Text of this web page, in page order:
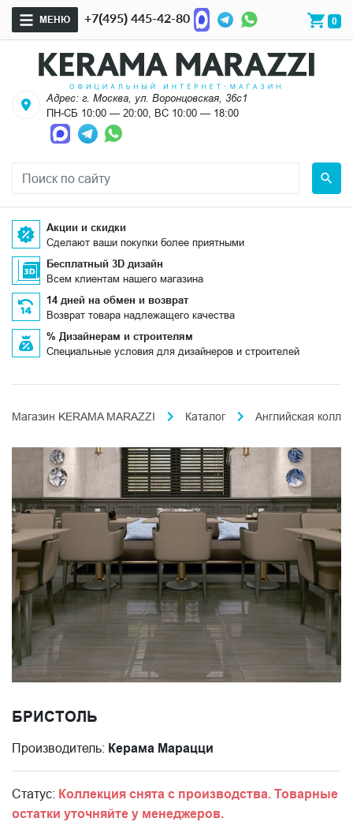
МЕНЮ +7(495) 445-42-80 0
Адрес: г. Москва, ул. Воронцовская, 36с1
ПН-СБ 10:00 — 20:00, ВС 10:00 — 18:00
Акции и скидки
Сделают ваши покупки более приятными
Бесплатный 3D дизайн
Всем клиентам нашего магазина
14 дней на обмен и возврат
Возврат товара надлежащего качества
% Дизайнерам и строителям
Специальные условия для дизайнеров и строителей
Магазин KERAMA MARAZZI Каталог Английская
БРИСТОЛЬ
Производитель: Керама Марацци
Статус: Коллекция снята с производства. Товарные
остатки уточняйте у менеджеров.